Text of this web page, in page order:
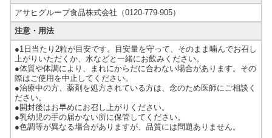
アサヒグループ食品株式会社（0120-779-905）
注意・用法
●1日当たり2粒が目安です。目安量を守って、そのまま噛んでお召し
上がりいただくか、水などと一緒にお飲みください。
●体質や体調により、まれにからだに合わない場合があります。その
際はご使用を中止してください。
●治療中の方、薬剤を処方されている方は、念のため医師にご相談く
ださい。
●開封後はお早めにお召し上がりください。
●乳幼児の手の届かない所に保管してください。
●色調等が異なる場合がありますが、品質には問題ありません。